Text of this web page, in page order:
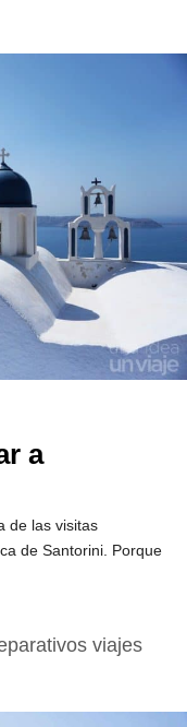
a
de las visitas
de Santorini. Porque
viajes